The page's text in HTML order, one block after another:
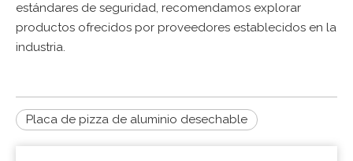
estándares de seguridad, recomendamos explorar
productos ofrecidos por proveedores establecidos en la
industria.
Placa de pizza de aluminio desechable